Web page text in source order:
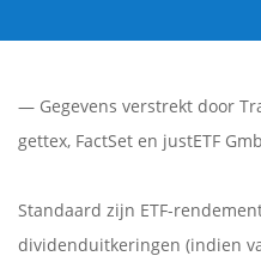
— Gegevens verstrekt door
gettex, FactSet en justETF
Standaard zijn ETF-
dividenduitkeringen (indien